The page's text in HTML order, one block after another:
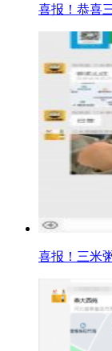
喜报！恭喜
喜报！三米